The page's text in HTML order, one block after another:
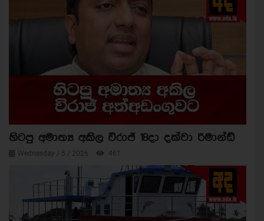
හිටපු අමාත්‍ය අකිල විරාජ් 18දා දක්වා රිමාන්ඩ්
Wednesday / 5 / 2026 461